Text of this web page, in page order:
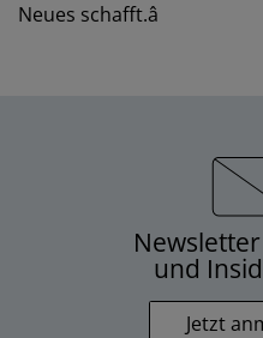
Neues schafft.â
und
Jetzt